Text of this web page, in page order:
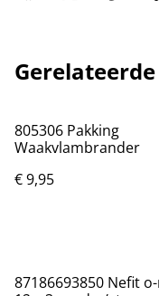
805306 Pakking
Waakvlambrander
€ 9,95
87186693850 Nefit